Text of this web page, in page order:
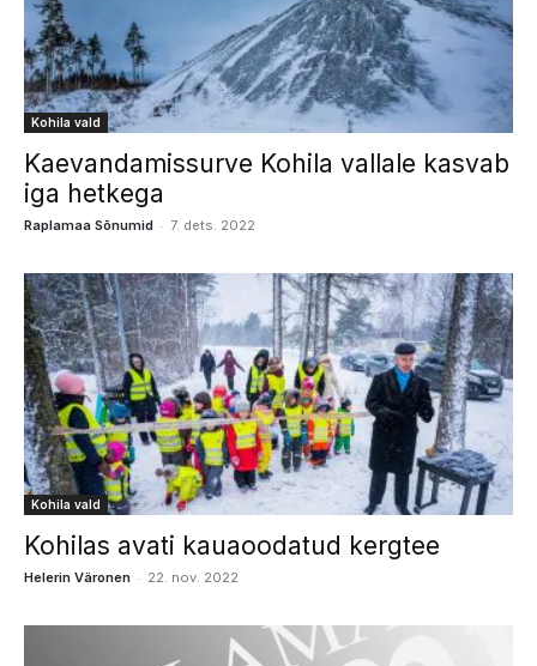
Kohila vald
Kaevandamissurve Kohila vallale kasvab
iga hetkega
Raplamaa Sõnumid - 7. dets. 2022
Kohila vald
Kohilas avati kauaoodatud kergtee
Helerin Väronen - 22. nov. 2022